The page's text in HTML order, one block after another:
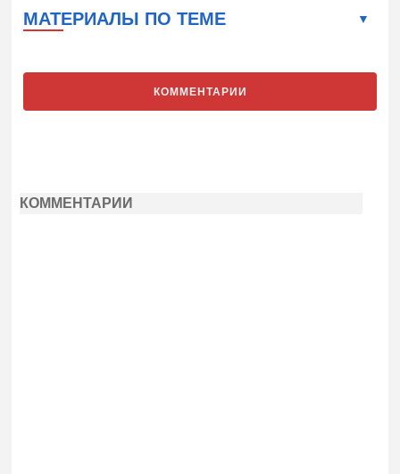
МАТЕРИАЛЫ ПО ТЕМЕ
КОММЕНТАРИИ
КОММЕНТАРИИ